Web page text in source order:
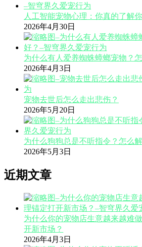
人工智能宠物心理：你真的了解
2026年4月30日
为什么有人爱养蜘蛛蟑螂宠物？
2026年4月3日
宠物去世后怎么走出悲伤？
2026年5月20日
为什么狗狗总是不听指令？怎么
2026年5月3日
近期文章
为什么你的宠物店生意越来越难
开新市场？
2026年4月3日